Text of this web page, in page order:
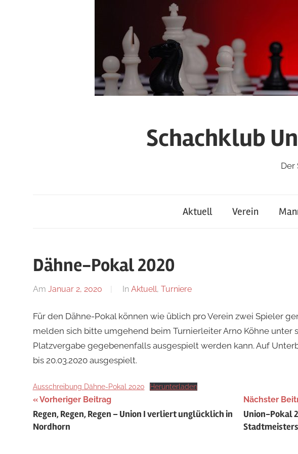
Schachklub
Der
Aktuell Verein
Dähne-Pokal 2020
Am Januar 2, 2020
Von
In Aktuell, Turniere
Für den Dähne-Pokal können wie üblich pro Verein zwei Spieler
melden sich bitte umgehend beim Turnierleiter Arno Köhne unter
Platzvergabe gegebenenfalls ausgespielt werden kann. Auf
bis 20.03.2020 ausgespielt.
Ausschreibung Dähne-Pokal 2020 Herunterladen
Beitragsnavigation
Vorheriger Beitrag
Regen, Regen, Regen – Union I verliert unglücklich in
Nordhorn
Nächster
Union-Pokal